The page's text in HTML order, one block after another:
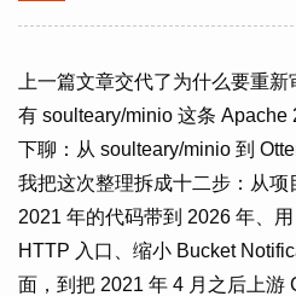
上一篇文章交代了为什么要重
有 soulteary/minio 这条 Apache
下聊：从 soulteary/minio 到
我把这次整理拆成十二步：从
2021 年的代码带到 2026 年、
HTTP 入口、缩小 Bucket
面，到把 2021 年 4 月之后上游